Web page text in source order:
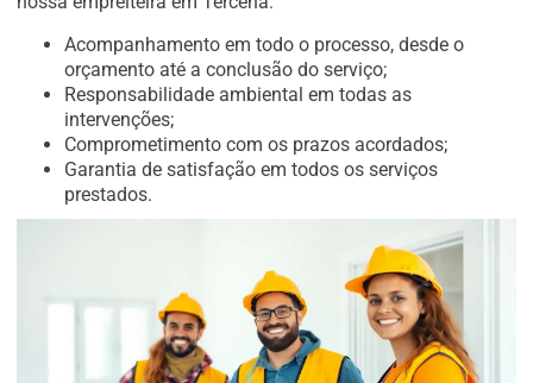
Acompanhamento em todo o processo, desde o
orçamento até a conclusão do serviço;
Responsabilidade ambiental em todas as
intervenções;
Comprometimento com os prazos acordados;
Garantia de satisfação em todos os serviços
prestados.